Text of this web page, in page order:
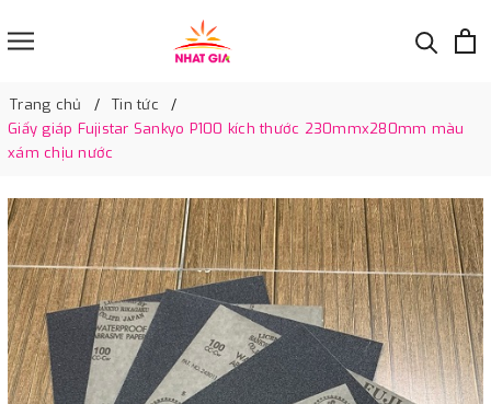
Trang chủ
Tin tức
Giấy giáp Fujistar Sankyo P100 kích thước 230mmx280mm màu
xám chịu nước